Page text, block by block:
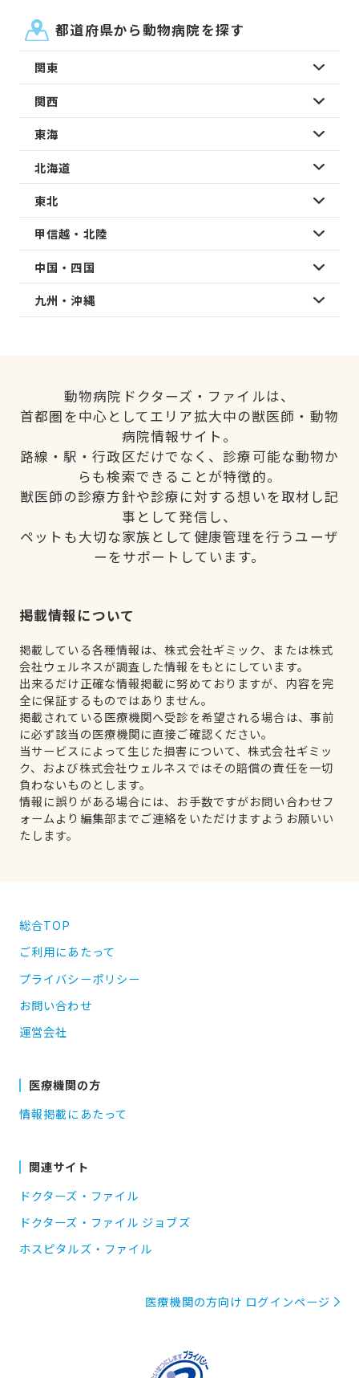
都道府県から動物病院を探す
関東
関西
東海
北海道
東北
甲信越・北陸
中国・四国
九州・沖縄
動物病院ドクターズ・ファイルは、
首都圏を中心としてエリア拡大中の獣医師・動物
病院情報サイト。
路線・駅・行政区だけでなく、診療可能な動物か
らも検索できることが特徴的。
獣医師の診療方針や診療に対する想いを取材し記
事として発信し、
ペットも大切な家族として健康管理を行うユーザ
ーをサポートしています。
掲載情報について
掲載している各種情報は、株式会社ギミック、または株式
会社ウェルネスが調査した情報をもとにしています。
出来るだけ正確な情報掲載に努めておりますが、内容を完
全に保証するものではありません。
掲載されている医療機関へ受診を希望される場合は、事前
に必ず該当の医療機関に直接ご確認ください。
当サービスによって生じた損害について、株式会社ギミッ
ク、および株式会社ウェルネスではその賠償の責任を一切
負わないものとします。
情報に誤りがある場合には、お手数ですがお問い合わせフ
ォームより編集部までご連絡をいただけますようお願いい
たします。
総合TOP
ご利用にあたって
プライバシーポリシー
お問い合わせ
運営会社
医療機関の方
情報掲載にあたって
関連サイト
ドクターズ・ファイル
ドクターズ・ファイル ジョブズ
ホスピタルズ・ファイル
医療機関の方向け ログインページ